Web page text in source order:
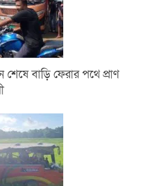
শেষে বাড়ি ফেরার পথে প্রাণ